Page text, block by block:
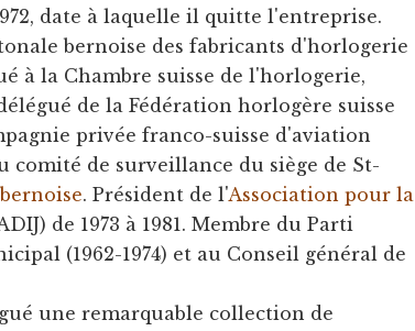
date à laquelle il quitte l'entreprise.
bernoise des fabricants d'horlogerie
à la Chambre suisse de l'horlogerie,
de la Fédération horlogère suisse
privée franco-suisse d'aviation
comité de surveillance du siège de St-
. Président de l'Association pour la
de 1973 à 1981. Membre du Parti
(1962-1974) et au Conseil général de
une remarquable collection de